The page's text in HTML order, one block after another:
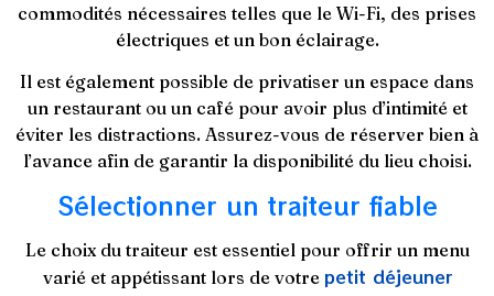
commodités nécessaires telles que le Wi-Fi, des prises
électriques et un bon éclairage.
Il est également possible de privatiser un espace dans
un restaurant ou un café pour avoir plus d’intimité et
éviter les distractions. Assurez-vous de réserver bien à
l’avance afin de garantir la disponibilité du lieu choisi.
Sélectionner un traiteur fiable
Le choix du traiteur est essentiel pour offrir un menu
varié et appétissant lors de votre petit déjeuner